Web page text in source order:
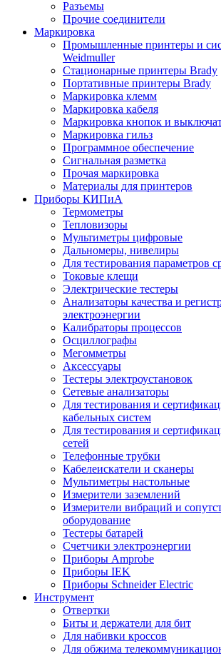
Разъемы
Прочие соединители
Маркировка
Промышленные принтеры и
Weidmuller
Стационарные принтеры Brady
Портативные принтеры Brady
Маркировка клемм
Маркировка кабеля
Маркировка кнопок и
Маркировка гильз
Программное обеспечение
Сигнальная разметка
Прочая маркировка
Материалы для принтеров
Приборы КИПиА
Термометры
Тепловизоры
Мультиметры цифровые
Дальномеры, нивелиры
Для тестирования параметров
Токовые клещи
Электрические тестеры
Анализаторы качества и
электроэнергии
Калибраторы процессов
Осциллографы
Мегомметры
Аксессуары
Тестеры электроустановок
Сетевые анализаторы
Для тестирования и
кабельных систем
Для тестирования и
сетей
Телефонные трубки
Кабелеискатели и сканеры
Мультиметры настольные
Измерители заземлений
Измерители вибраций и
оборудование
Тестеры батарей
Счетчики электроэнергии
Приборы Amprobe
Приборы IEK
Приборы Schneider Electric
Инструмент
Отвертки
Биты и держатели для бит
Для набивки кроссов
Для обжима